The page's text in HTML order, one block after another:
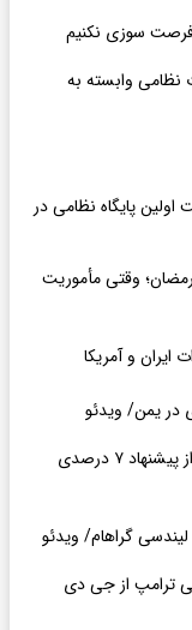
سوزی نکنیم
نظامی وابسته به
پایگاه نظامی در
وقتی مأموریت
ایران و آمریکا
در یمن/ ویدئو
اختلاف بر سر عوارض عبور از تنگه هرمز؛ از پیشنهاد ۷ درصدی
گراهام/ ویدئو
ترامپ از جی دی